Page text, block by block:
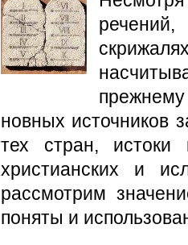
новных источников
тех стран, истоки
христианских и
рассмотрим
поняты и